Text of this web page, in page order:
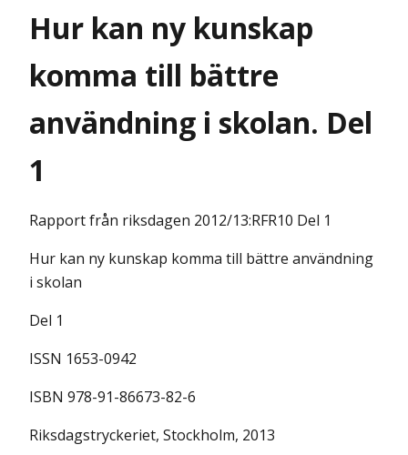
Hur kan ny kunskap
komma till bättre
användning i skolan. Del
1
Rapport från riksdagen 2012/13:RFR10 Del 1
Hur kan ny kunskap komma till bättre användning
i skolan
Del 1
ISSN 1653-0942
ISBN 978-91-86673-82-6
Riksdagstryckeriet, Stockholm, 2013